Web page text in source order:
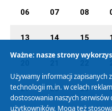
06 07 08
13 14 15
27 28 29
Ważne: nasze strony
Używamy informacji zapisanych
technologii m.in. w celach
dostosowania naszych
użytkowników. Mogą też